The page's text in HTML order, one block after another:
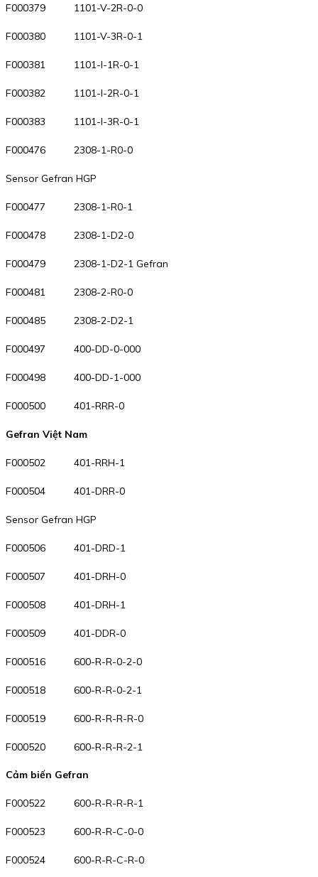
F000379 1101-V-2R-0-0
F000380 1101-V-3R-0-1
F000381 1101-I-1R-0-1
F000382 1101-I-2R-0-1
F000383 1101-I-3R-0-1
F000476 2308-1-R0-0
Sensor Gefran HGP
F000477 2308-1-R0-1
F000478 2308-1-D2-0
F000479 2308-1-D2-1 Gefran
F000481 2308-2-R0-0
F000485 2308-2-D2-1
F000497 400-DD-0-000
F000498 400-DD-1-000
F000500 401-RRR-0
Gefran Việt Nam
F000502 401-RRH-1
F000504 401-DRR-0
Sensor Gefran HGP
F000506 401-DRD-1
F000507 401-DRH-0
F000508 401-DRH-1
F000509 401-DDR-0
F000516 600-R-R-0-2-0
F000518 600-R-R-0-2-1
F000519 600-R-R-R-R-0
F000520 600-R-R-R-2-1
Cảm biến Gefran
F000522 600-R-R-R-R-1
F000523 600-R-R-C-0-0
F000524 600-R-R-C-R-0